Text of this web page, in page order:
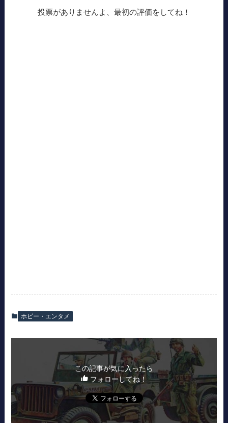
投票がありませんよ、最初の評価をしてね！
ホビー・エンタメ
この記事が気に入ったら
フォローしてね！